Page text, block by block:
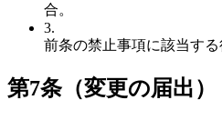
合。
3.
前条の禁止事項に該当する
第7条（変更の届出）